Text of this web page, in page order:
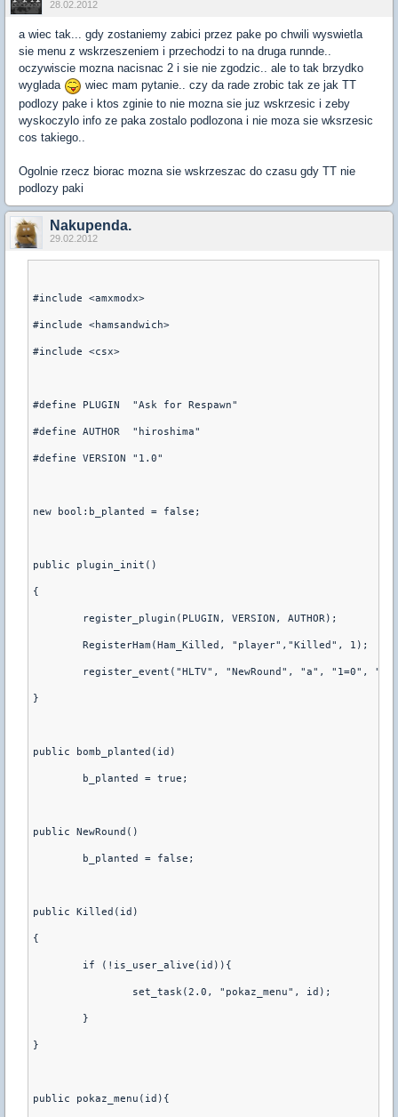
28.02.2012
a wiec tak... gdy zostaniemy zabici przez pake po chwili wyswietla
sie menu z wskrzeszeniem i przechodzi to na druga runnde..
oczywiscie mozna nacisnac 2 i sie nie zgodzic.. ale to tak brzydko
wyglada
wiec mam pytanie.. czy da rade zrobic tak ze jak TT
podlozy pake i ktos zginie to nie mozna sie juz wskrzesic i zeby
wyskoczylo info ze paka zostalo podlozona i nie moza sie wksrzesic
cos takiego..
Ogolnie rzecz biorac mozna sie wskrzeszac do czasu gdy TT nie
podlozy paki
Nakupenda.
29.02.2012
#include <amxmodx>
#include <hamsandwich>
#include <csx>
#define PLUGIN  "Ask for Respawn"
#define AUTHOR  "hiroshima"
#define VERSION "1.0"
new bool:b_planted = false;
public plugin_init()
{
        register_plugin(PLUGIN, VERSION, AUTHOR);
        RegisterHam(Ham_Killed, "player","Killed", 1);
register_event("HLTV", "NewRound", "a", "1=0",
}
public bomb_planted(id)
	b_planted = true;
public NewRound()
	b_planted = false;
public Killed(id)
{
        if (!is_user_alive(id)){
                set_task(2.0, "pokaz_menu", id);
        }
}
public pokaz_menu(id){